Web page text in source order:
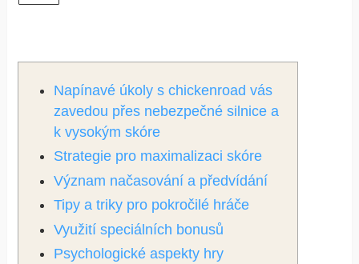
Napínavé úkoly s chickenroad vás
zavedou přes nebezpečné silnice a
k vysokým skóre
Strategie pro maximalizaci skóre
Význam načasování a předvídání
Tipy a triky pro pokročilé hráče
Využití speciálních bonusů
Psychologické aspekty hry